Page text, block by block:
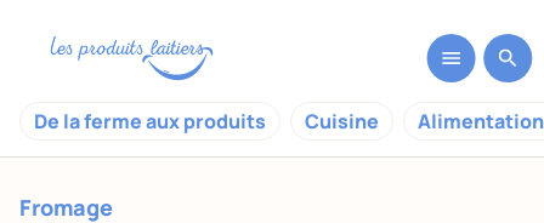
De la ferme aux produits Cuisine
Fromage